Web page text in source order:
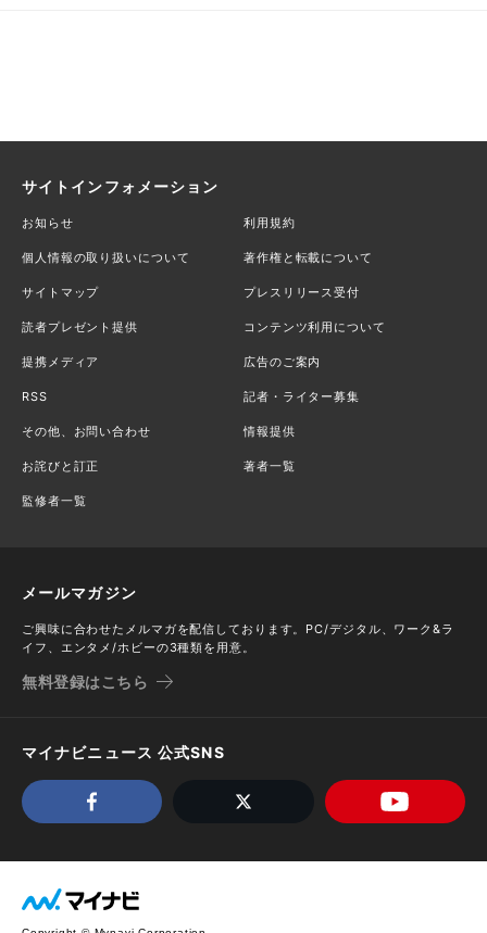
サイトインフォメーション
お知らせ 利用規約
個人情報の取り扱いについて 著作権と転載について
サイトマップ プレスリリース受付
読者プレゼント提供 コンテンツ利用について
提携メディア 広告のご案内
RSS 記者・ライター募集
その他、お問い合わせ 情報提供
お詫びと訂正 著者一覧
監修者一覧
メールマガジン
ご興味に合わせたメルマガを配信しております。PC/デジタル、ワーク&ラ
イフ、エンタメ/ホビーの3種類を用意。
無料登録はこちら
マイナビニュース 公式SNS